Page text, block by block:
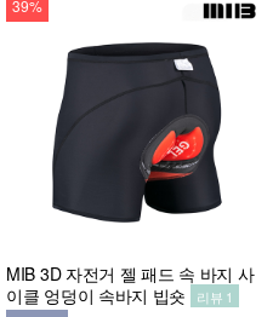
39%
MIB 3D 자전거 젤 패드 속 바지 사
이클 엉덩이 속바지 빕숏
리뷰 1